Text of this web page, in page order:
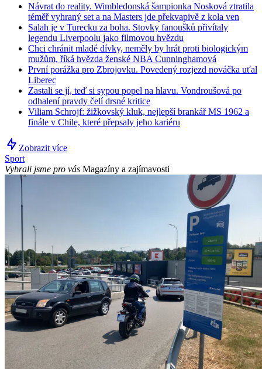
Návrat do reality. Wimbledonská šampionka Nosková ztratila
téměř vyhraný set a na Masters jde překvapivě z kola ven
Salah je v Turecku za boha. Stovky fanoušků přivítaly
legendu Liverpoolu jako filmovou hvězdu
Chci chránit mladé dívky, neměly by hrát proti biologickým
mužům, říká hvězda ženské NBA Cunninghamová
První porážka pro Zbrojovku. Povedený rozjezd nováčka uťal
Liberec
Zastali se jí, teď si sypou popel na hlavu. Vondroušová po
odhalení pravdy čelí drsné kritice
Viliam Schrojf: žižkovský kluk, nejlepší brankář MS 1962 a
finále v Chile, které přepsaly jeho kariéru
Zobrazit více
Sport
Vybrali jsme pro vás Magazíny a zajímavosti